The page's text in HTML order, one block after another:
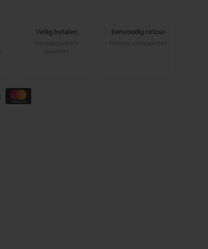
Veilig betalen
Via betrouwbare
providers
Eenvoudig retour
Heldere voorwaarden